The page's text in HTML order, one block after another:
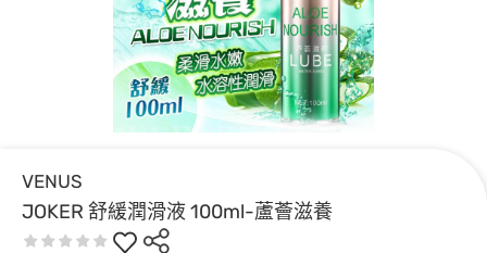
VENUS
JOKER 舒緩潤滑液 100ml-蘆薈滋養